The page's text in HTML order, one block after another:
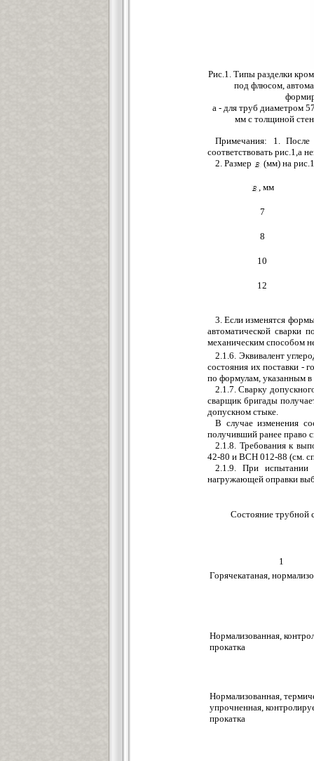
Рис.1. Типы разделки
под флюсом,
а - для труб диаметром
мм с толщиной
Примечания: 1. После
соответствовать рис.1,а
2. Размер
(мм) на
, мм
7
8
10
12
3. Если изменятся
автоматической сварки
механическим способом
2.1.6. Эквивалент
состояния их поставки -
по формулам, указанным
2.1.7. Сварку
сварщик бригады
допускном стыке.
В случае изменения
получивший ранее право
2.1.8. Требования к
42-80 и ВСН 012-88 (см.
2.1.9. При испытании
нагружающей оправки
Состояние трубной
1
Горячекатаная,
Нормализованная,
прокатка
Нормализованная,
упрочненная,
прокатка